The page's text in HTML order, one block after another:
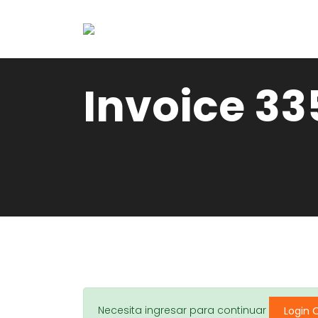
Invoice
Necesita ingresar para continuar Login